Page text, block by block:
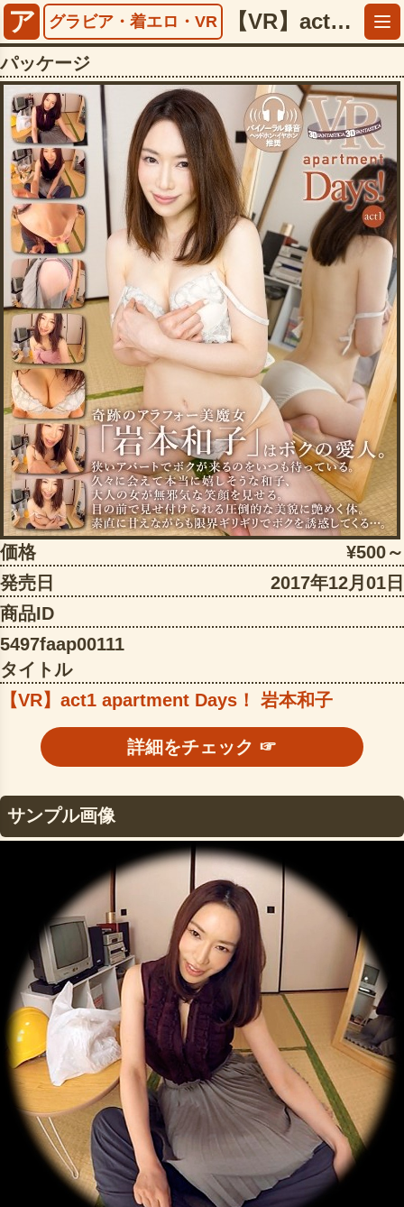
ア グラビア・着エロ・VR 【VR】act1 apartment Days！ 岩本和子【5497faap00111】
パッケージ
価格
¥500～
発売日
2017年12月01日
商品ID
5497faap00111
タイトル
【VR】act1 apartment Days！ 岩本和子
詳細をチェック ☞
サンプル画像